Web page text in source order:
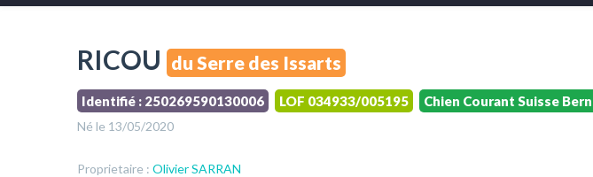
RICOU du Serre des Issarts
Identifié : 250269590130006 LOF 034933/005195 Chien Courant Suisse
Né le 13/05/2020
Proprietaire : Olivier SARRAN